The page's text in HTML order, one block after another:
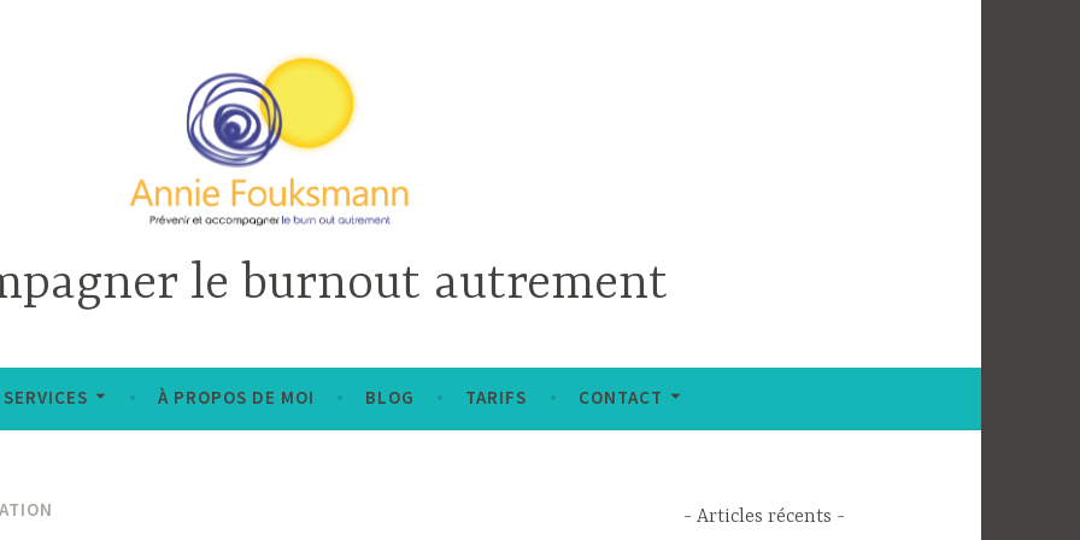
le burnout autrement
SERVICES À PROPOS DE MOI BLOG TARIFS CONTACT
- Articles récents -